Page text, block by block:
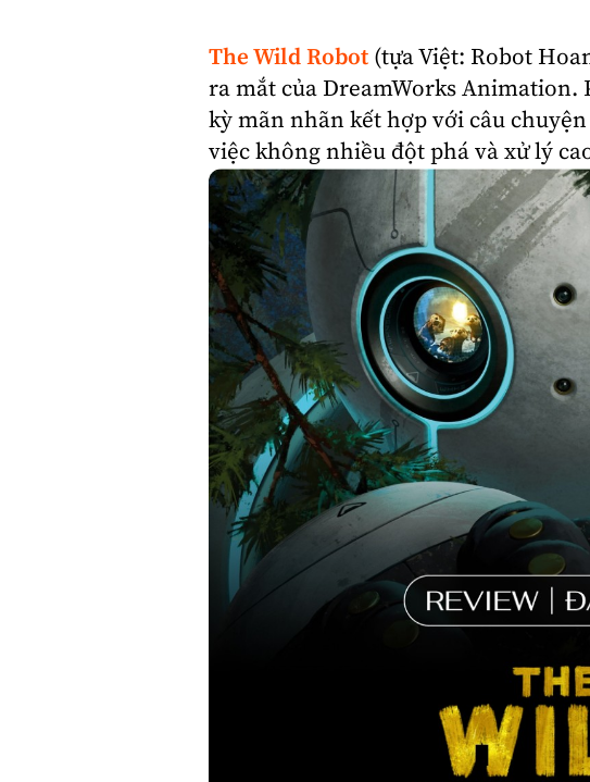
The Wild Robot (tựa Việt: Robot
ra mắt của DreamWorks Animation.
kỳ mãn nhãn kết hợp với câu
việc không nhiều đột phá và xử lý